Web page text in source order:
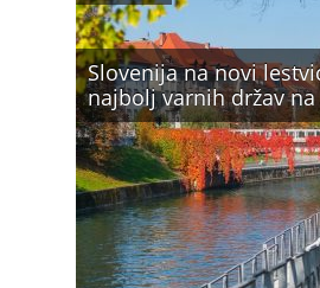
Slovenija na novi
najbolj varnih držav